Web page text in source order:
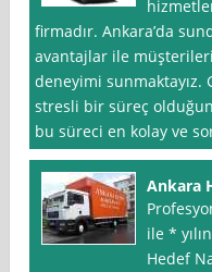
firmadır. Ankara’da
avantajlar ile
deneyimi sunmaktayız.
stresli bir süreç
bu süreci en kolay ve
Ankara
ile *
Hedef